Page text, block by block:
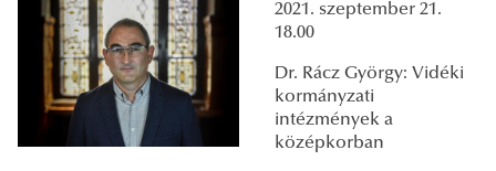
2021. szeptember 21.
18.00
Dr. Rácz György: Vidéki
kormányzati
intézmények a
középkorban